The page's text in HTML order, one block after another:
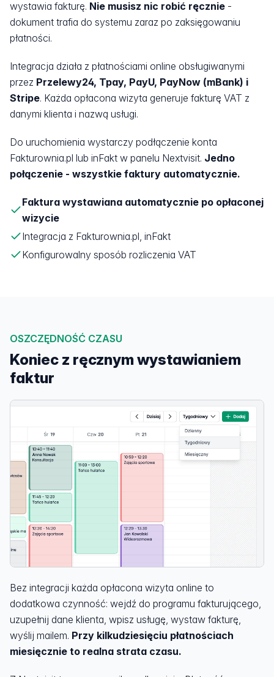
wystawia fakturę. Nie musisz nic robić ręcznie -
dokument trafia do systemu zaraz po zaksięgowaniu
płatności.
Integracja działa z płatnościami online obsługiwanymi
przez Przelewy24, Tpay, PayU, PayNow (mBank) i
Stripe. Każda opłacona wizyta generuje fakturę VAT z
danymi klienta i nazwą usługi.
Do uruchomienia wystarczy podłączenie konta
Fakturownia.pl lub inFakt w panelu Nextvisit. Jedno
połączenie - wszystkie faktury automatycznie.
Faktura wystawiana automatycznie po opłaconej
wizycie
Integracja z Fakturownia.pl, inFakt
Konfigurowalny sposób rozliczenia VAT
OSZCZĘDNOŚĆ CZASU
Koniec z ręcznym wystawianiem
faktur
Bez integracji każda opłacona wizyta online to
dodatkowa czynność: wejdź do programu fakturującego,
uzupełnij dane klienta, wpisz usługę, wystaw fakturę,
wyślij mailem. Przy kilkudziesięciu płatnościach
miesięcznie to realna strata czasu.